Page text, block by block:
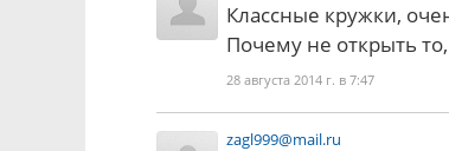
Классные кружки,
Почему не открыть то,
28 августа 2014 г. в 7:47
zagl999@mail.ru